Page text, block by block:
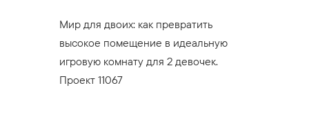
Мир для двоих: как превратить
высокое помещение в идеальную
игровую комнату для 2 девочек.
Проект 11067